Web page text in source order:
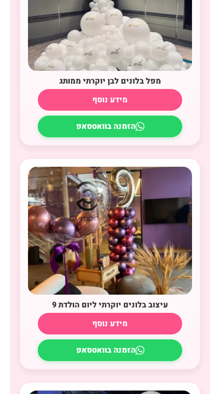
מפל בלונים לבן יוקרתי ממותג
מידע נוסף
הזמנה בוואטסאפ
עיצוב בלונים יוקרתי ליום הולדת 9
מידע נוסף
הזמנה בוואטסאפ